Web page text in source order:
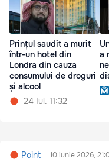
Prințul saudit a murit
într-un hotel din
Londra din cauza
consumului de droguri
și alcool
24 Iul. 11:32
a
Point 10 iunie 2026,